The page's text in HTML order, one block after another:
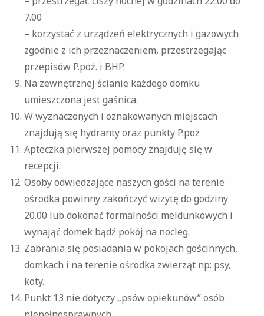
7.00
– korzystać z urządzeń elektrycznych i gazowych
zgodnie z ich przeznaczeniem, przestrzegając
przepisów P.poż. i BHP.
Na zewnętrznej ścianie każdego domku
umieszczona jest gaśnica.
W wyznaczonych i oznakowanych miejscach
znajdują się hydranty oraz punkty P.poż
Apteczka pierwszej pomocy znajduję się w
recepcji.
Osoby odwiedzające naszych gości na terenie
ośrodka powinny zakończyć wizytę do godziny
20.00 lub dokonać formalności meldunkowych i
wynająć domek bądź pokój na nocleg.
Zabrania się posiadania w pokojach gościnnych,
domkach i na terenie ośrodka zwierząt np: psy,
koty.
Punkt 13 nie dotyczy „psów opiekunów” osób